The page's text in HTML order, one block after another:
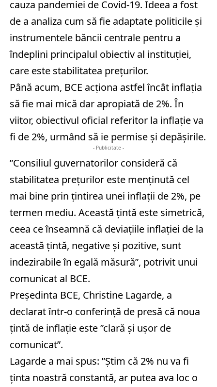
cauza pandemiei de Covid-19. Ideea a fost
de a analiza cum să fie adaptate politicile şi
instrumentele băncii centrale pentru a
îndeplini principalul obiectiv al instituţiei,
care este stabilitatea preţurilor.
Până acum, BCE acţiona astfel încât inflaţia
să fie mai mică dar apropiată de 2%. În
viitor, obiectivul oficial referitor la inflaţie va
fi de 2%, urmând să ie permise şi depăşirile.
- Publicitate -
”Consiliul guvernatorilor consideră că
stabilitatea preţurilor este menţinută cel
mai bine prin ţintirea unei inflaţii de 2%, pe
termen mediu. Această ţintă este simetrică,
ceea ce înseamnă că deviaţiile inflaţiei de la
această ţintă, negative şi pozitive, sunt
indezirabile în egală măsură”, potrivit unui
comunicat al BCE.
Preşedinta BCE, Christine Lagarde, a
declarat într-o conferinţă de presă că noua
ţintă de inflaţie este ”clară şi uşor de
comunicat”.
Lagarde a mai spus: ”Ştim că 2% nu va fi
ţinta noastră constantă, ar putea ava loc o